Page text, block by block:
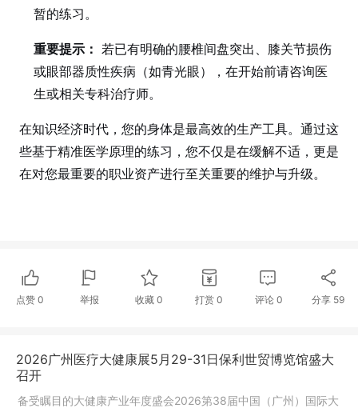
暂的练习。
重要提示： 若已有明确的腰椎间盘突出、膝关节损伤
或眼部器质性疾病（如青光眼），在开始前请咨询医
生或相关专科治疗师。
在知识经济时代，您的身体是最高效的生产工具。通过这
些基于精准医学原理的练习，您不仅是在缓解不适，更是
在对您最重要的职业资产进行至关重要的维护与升级。
点赞 0 举报 收藏0 打赏 0 评论 0 分享 59
2026广州医疗大健康展5月29-31日保利世贸博览馆盛大
召开
备受瞩目的大健康产业年度盛会2026第38届中国（广州）国际大